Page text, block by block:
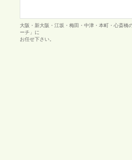
大阪・新大阪・江坂・梅田・中津・本町・心斎
ーチ」に
お任せ下さい。